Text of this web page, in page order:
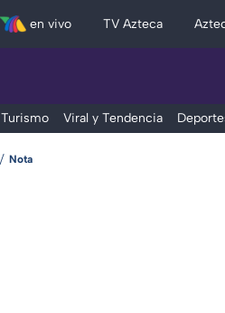
en vivo TV Azteca
Turismo Viral y Tendencia
Nota